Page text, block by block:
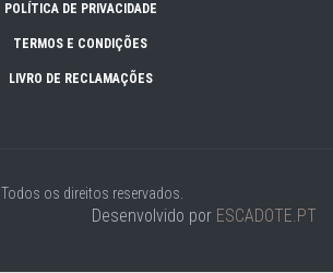
POLÍTICA DE PRIVACIDADE
TERMOS E CONDIÇÕES
LIVRO DE RECLAMAÇÕES
Todos os direitos reservados.
Desenvolvido por ESCADOTE.PT